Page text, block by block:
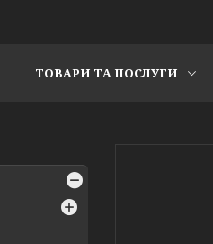
ТОВАРИ ТА ПОСЛУГИ